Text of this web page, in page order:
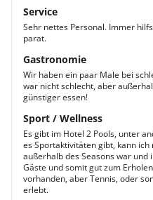
Service
Sehr nettes Personal. Immer
parat.
Gastronomie
Wir haben ein paar Male bei
war nicht schlecht, aber
günstiger essen!
Sport / Wellness
Es gibt im Hotel 2 Pools, unter
es Sportaktivitäten gibt, kann
außerhalb des Seasons war
Gäste und somit gut zum
vorhanden, aber Tennis, oder
erlebt.